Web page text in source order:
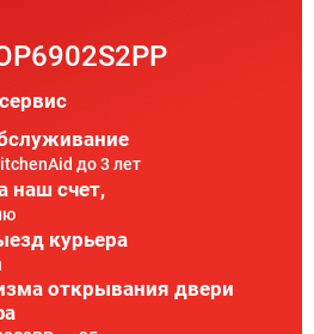
до 3 лет
наш счет,
курьера
открывания двери